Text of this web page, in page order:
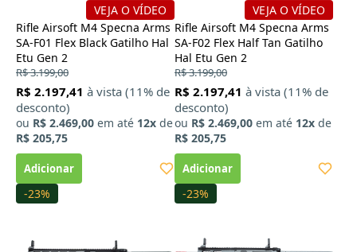
VEJA O VÍDEO
Rifle Airsoft M4 Specna Arms
SA-F01 Flex Black Gatilho Hal
Etu Gen 2
R$ 3.199,00
R$ 2.197,41 à vista (11% de
desconto)
ou R$ 2.469,00 em até 12x de
R$ 205,75
VEJA O VÍDEO
Rifle Airsoft M4 Specna Arms
SA-F02 Flex Half Tan Gatilho
Hal Etu Gen 2
R$ 3.199,00
R$ 2.197,41 à vista (11% de
desconto)
ou R$ 2.469,00 em até 12x de
R$ 205,75
-23% -23%